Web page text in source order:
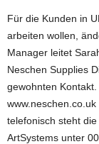
Für die Kunden in
arbeiten wollen,
Manager leitet
Neschen Supplies
gewohnten
telefonisch steht
ArtSystems unter